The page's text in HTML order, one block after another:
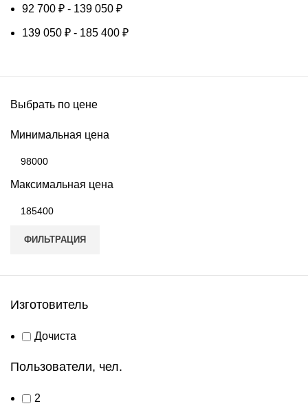
92 700 ₽ - 139 050 ₽
139 050 ₽ - 185 400 ₽
Выбрать по цене
Минимальная цена
Максимальная цена
ФИЛЬТРАЦИЯ
Изготовитель
Дочиста
Пользователи, чел.
2